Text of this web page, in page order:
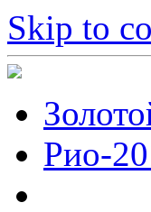
Skip to
Рио-